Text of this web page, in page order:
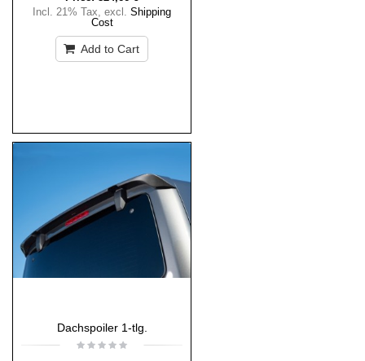
Incl. 21% Tax, excl. Shipping
Cost
Add to Cart
Dachspoiler 1-tlg.